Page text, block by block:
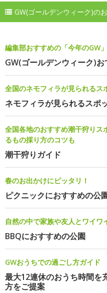
GW(ゴールデンウィーク)の
編集部おすすめの「今年のGW
GW(ゴールデンウィーク)
全国のネモフィラが見られるス
ネモフィラが見られるスポ
全国各地のおすすめ潮干狩りス
るもの採り方のコツも
潮干狩りガイド
春のお出かけにピッタリ！
ピクニックにおすすめの公
自然の中で家族や友人とワイワ
BBQにおすすめの公園
GWおうちでの過ごし方ガイド
最大12連休のおうち時間を
方をご提案